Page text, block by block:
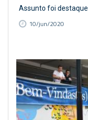
Assunto foi
10/jun/2020